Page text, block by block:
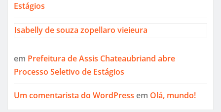
Estágios
Isabelly de souza zopellaro vieieura
em Prefeitura de Assis Chateaubriand abre
Processo Seletivo de Estágios
Um comentarista do WordPress em Olá, mundo!